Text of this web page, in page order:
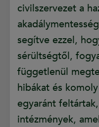
civilszervezet a
segítve ezzel,
sérültségtől,
függetlenül
hibákat és
egyaránt
intézmények,